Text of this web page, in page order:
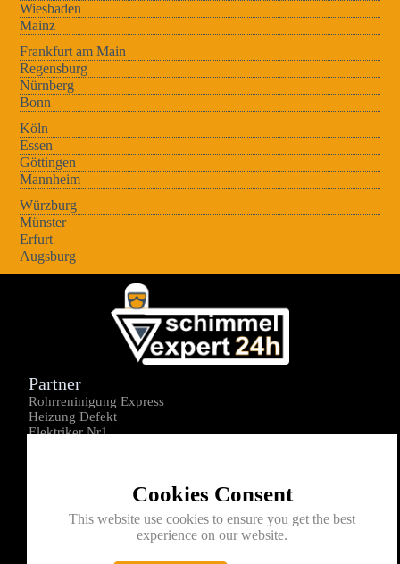
Wiesbaden
Mainz
Frankfurt am Main
Regensburg
Nürnberg
Bonn
Köln
Essen
Göttingen
Mannheim
Würzburg
Münster
Erfurt
Augsburg
Cookies Consent
This website use cookies to ensure you get the best
experience on our website.
Partner
Rohrreninigung Express
Heizung Defekt
Elektriker Nr1
Kontakt